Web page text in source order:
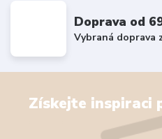
Doprava od
Vybraná doprava
Získejte inspiraci